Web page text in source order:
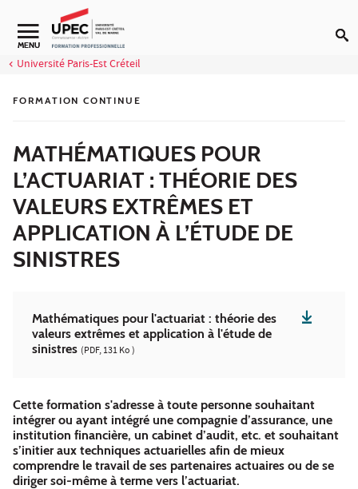
Aller au contenu
Navigation secondaire
MENU
Université Paris-Est Créteil
FORMATION CONTINUE
MATHÉMATIQUES POUR
L’ACTUARIAT : THÉORIE DES
VALEURS EXTRÊMES ET
APPLICATION À L’ÉTUDE DE
SINISTRES
Mathématiques pour l'actuariat : théorie des
valeurs extrêmes et application à l'étude de
sinistres (PDF, 131 Ko )
Cette formation s'adresse à toute personne souhaitant
intégrer ou ayant intégré une compagnie d’assurance, une
institution financière, un cabinet d’audit, etc. et souhaitant
s’initier aux techniques actuarielles afin de mieux
comprendre le travail de ses partenaires actuaires ou de se
diriger soi-même à terme vers l’actuariat.